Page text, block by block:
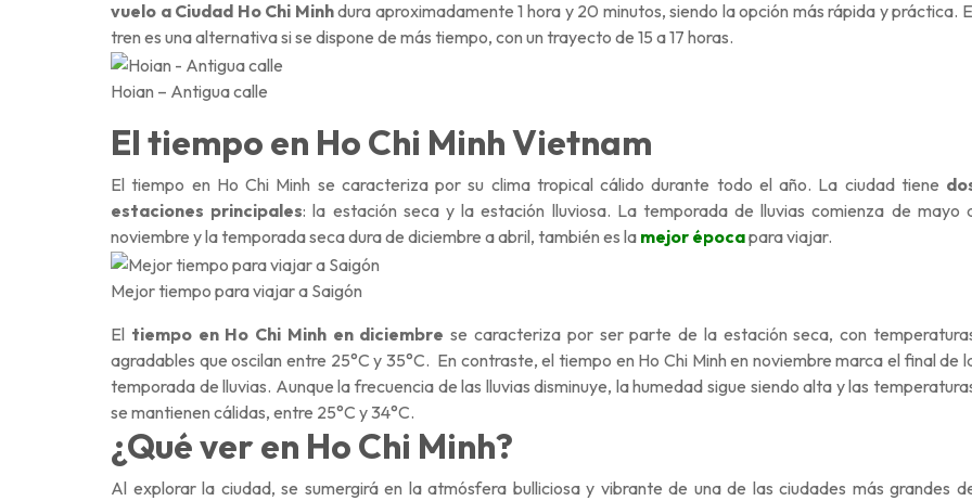
vuelo a Ciudad Ho Chi Minhdura aproximadamente 1 hora y 20 minutos, siendo la opción más rápida y práctica.
tren es una alternativa si se dispone de más tiempo, con un trayecto de 15 a 17 horas.
Hoian – Antigua calle
El tiempo en Ho Chi Minh Vietnam
Eltiempo en Ho Chi Minh se caracteriza por su clima tropical cálido durante todo el año. La ciudad tiene
estaciones principales: la estación secay laestación lluviosa. La temporada de lluvias comienza de mayo
noviembre y la temporada seca dura de diciembre a abril, también es la mejor épocapara viajar.
Mejor tiempo para viajar a Saigón
El tiempo en Ho Chi Minh en diciembre se caracteriza por ser parte de la estación seca, con
agradables que oscilan entre 25°C y 35°C. En contraste, el tiempo en Ho Chi Minh en noviembre marca el final de
temporada de lluvias. Aunque la frecuencia de las lluvias disminuye, la humedad sigue siendo alta y las
se mantienen cálidas, entre 25°C y 34°C.
¿Qué ver en Ho Chi Minh?
Al explorar la ciudad, se sumergirá en la atmósfera bulliciosa y vibrante de una de lasciudades más grandes